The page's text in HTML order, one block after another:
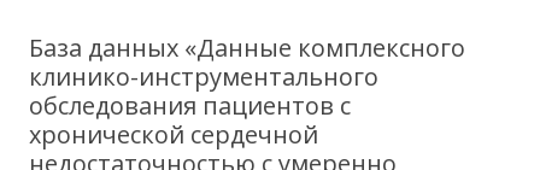
База данных «Данные комплексного
клинико-инструментального
обследования пациентов с
хронической сердечной
недостаточностью с умеренно